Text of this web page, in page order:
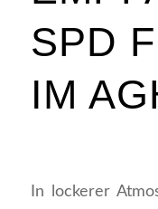
SPD
IM
In lockerer